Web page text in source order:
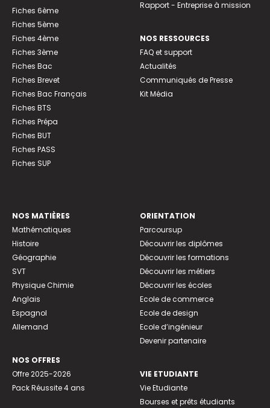
Fiches 6ème
Fiches 5ème
Fiches 4ème
Fiches 3ème
Fiches Bac
Fiches Brevet
Fiches Bac Français
Fiches BTS
Fiches Prépa
Fiches BUT
Fiches PASS
Fiches SUP
Rapport - Entreprise à mission
NOS RESSOURCES
FAQ et support
Actualités
Communiqués de Presse
Kit Média
NOS MATIÈRES
Mathématiques
Histoire
Géographie
SVT
Physique Chimie
Anglais
Espagnol
Allemand
NOS OFFRES
Offre 2025-2026
Pack Réussite 4 ans
ORIENTATION
Parcoursup
Découvrir les diplômes
Découvrir les formations
Découvrir les métiers
Découvrir les écoles
Ecole de commerce
Ecole de design
Ecole d’ingénieur
Devenir partenaire
VIE ETUDIANTE
Vie Etudiante
Bourses et prêts étudiants